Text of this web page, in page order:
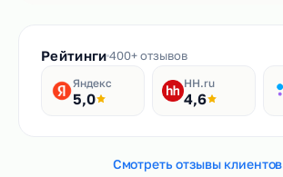
Рейтинги400+ отзывов
Яндекс
5,0
HH.ru
4,6
Смотреть отзывы клиентов